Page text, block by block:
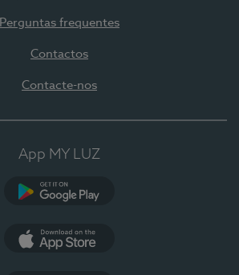
Perguntas frequentes
Contactos
Contacte-nos
App MY LUZ